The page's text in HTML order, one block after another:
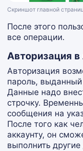
Скриншот главной
После этого
все операции.
Авторизация
Авторизация
пароль,
Данные надо
строчку.
сообщения на
После того как
аккаунту, он
выполнить